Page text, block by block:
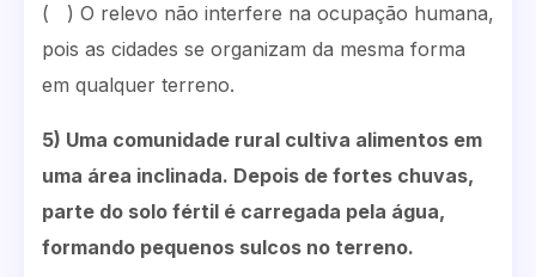
( ) O relevo não interfere na ocupação humana,
pois as cidades se organizam da mesma forma
em qualquer terreno.
5) Uma comunidade rural cultiva alimentos em
uma área inclinada. Depois de fortes chuvas,
parte do solo fértil é carregada pela água,
formando pequenos sulcos no terreno.